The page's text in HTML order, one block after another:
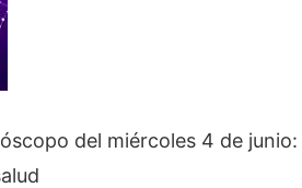
del miércoles 4 de